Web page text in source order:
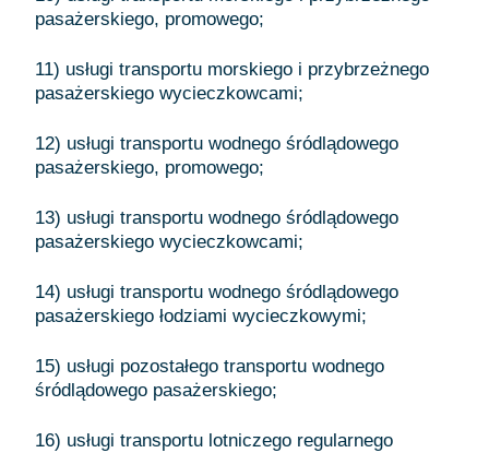
pasażerskiego, promowego;
11) usługi transportu morskiego i przybrzeżnego
pasażerskiego wycieczkowcami;
12) usługi transportu wodnego śródlądowego
pasażerskiego, promowego;
13) usługi transportu wodnego śródlądowego
pasażerskiego wycieczkowcami;
14) usługi transportu wodnego śródlądowego
pasażerskiego łodziami wycieczkowymi;
15) usługi pozostałego transportu wodnego
śródlądowego pasażerskiego;
16) usługi transportu lotniczego regularnego